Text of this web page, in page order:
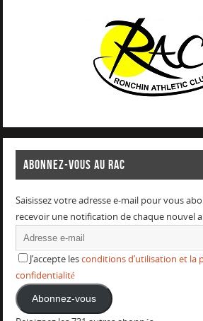
ABONNEZ-VOUS AU RAC
Saisissez votre adresse e-mail pour vous
recevoir une notification de chaque nouvel
J’accepte lesconditions d’utilisation et la
confidentialité
Abonnez-vous